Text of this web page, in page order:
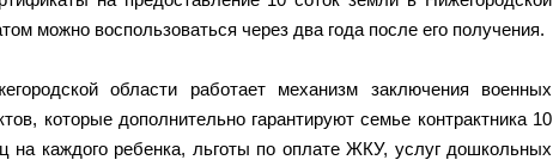
можно воспользоваться через два года после его получения.
области работает механизм заключения военных
которые дополнительно гарантируют семье контрактника 10
на каждого ребенка, льготы по оплате ЖКУ, услуг дошкольных